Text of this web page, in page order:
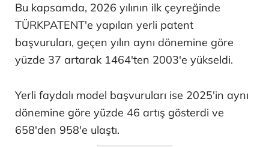
Bu kapsamda, 2026 yılının ilk çeyreğinde
TÜRKPATENT'e yapılan yerli patent
başvuruları, geçen yılın aynı dönemine göre
yüzde 37 artarak 1464'ten 2003'e yükseldi.
Yerli faydalı model başvuruları ise 2025'in aynı
dönemine göre yüzde 46 artış gösterdi ve
658'den 958'e ulaştı.